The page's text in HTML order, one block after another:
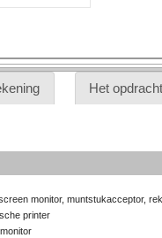
Het
monitor, muntstukacceptor,
printer